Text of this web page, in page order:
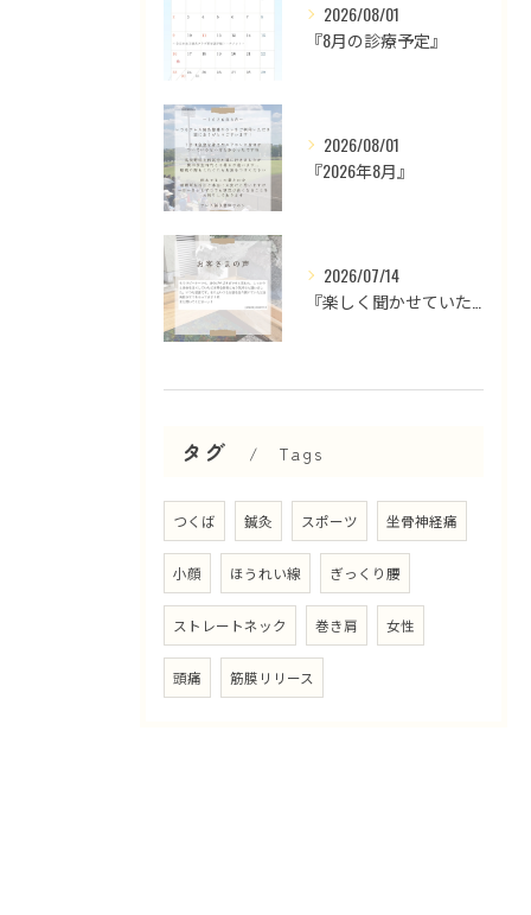
2026/08/01
『8月の診療予定』
2026/08/01
『2026年8月』
2026/07/14
タグ Tags
つくば 鍼灸 スポーツ 坐骨神経痛
小顔 ほうれい線 ぎっくり腰
ストレートネック 巻き肩 女性
頭痛 筋膜リリース